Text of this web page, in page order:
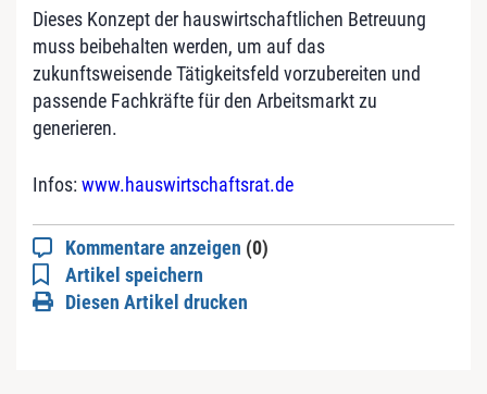
Dieses Konzept der hauswirtschaftlichen Betreuung
muss beibehalten werden, um auf das
zukunftsweisende Tätigkeitsfeld vorzubereiten und
passende Fachkräfte für den Arbeitsmarkt zu
generieren.
Infos:www.hauswirtschaftsrat.de
Kommentare anzeigen (0)
Artikel speichern
Diesen Artikel drucken